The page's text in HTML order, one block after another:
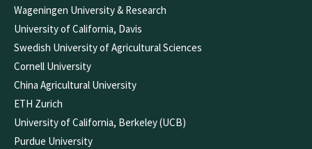
Wageningen University & Research
University of California, Davis
Swedish University of Agricultural Sciences
Cornell University
China Agricultural University
ETH Zurich
University of California, Berkeley (UCB)
Purdue University